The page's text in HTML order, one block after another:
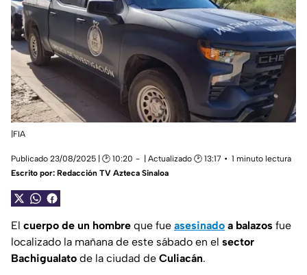
|FIA
Publicado 23/08/2025 | 🕑 10:20 | Actualizado 🕑 13:17
1 minuto lectura
Escrito por: Redacción TV Azteca Sinaloa
El cuerpo de un hombre que fue asesinado a balazos fue
localizado la mañana de este sábado en el sector
Bachigualato de la ciudad de Culiacán.